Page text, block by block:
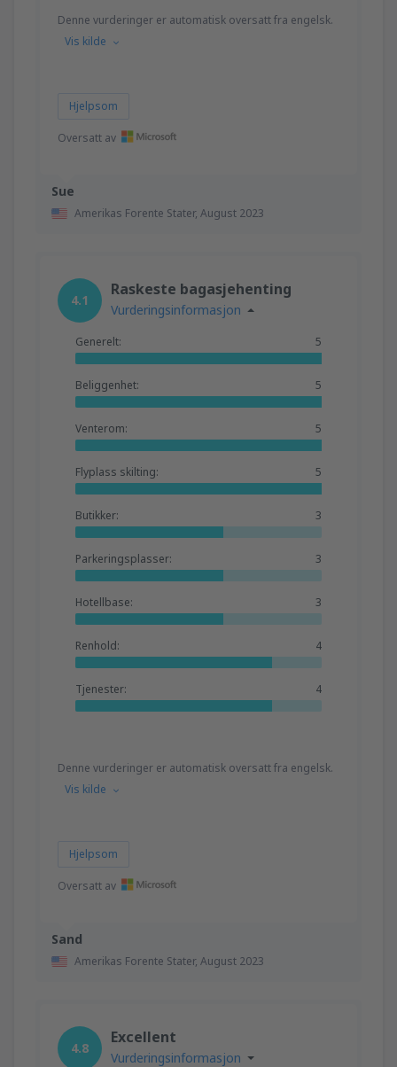
Sue
Amerikas Forente Stater, August 2023
Denne vurderinger er automatisk oversatt fra engelsk.
Vis kilde
Hjelpsom
Oversatt av
Sand
Amerikas Forente Stater, August 2023
4.1
Raskeste bagasjehenting
Vurderingsinformasjon
Generelt: 5
Beliggenhet: 5
Venterom: 5
Flyplass skilting: 5
Butikker: 3
Parkeringsplasser: 3
Hotellbase: 3
Renhold: 4
Tjenester: 4
Denne vurderinger er automatisk oversatt fra engelsk.
Vis kilde
Hjelpsom
Oversatt av
4.8
Excellent
Vurderingsinformasjon